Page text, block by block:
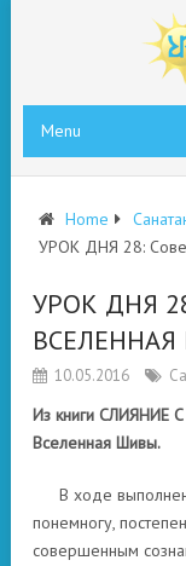
Menu
Home
УРОК ДНЯ 28:
УРОК ДНЯ
10.05.2016
Из книги СЛИЯНИЕ
Вселенная Шивы.
В ходе
понемногу,
совершенным